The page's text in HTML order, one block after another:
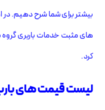
بیشتر برای شما شرح دهیم. در
های مثبت خدمات باربری گروه
کرد.
لیست قیمت های